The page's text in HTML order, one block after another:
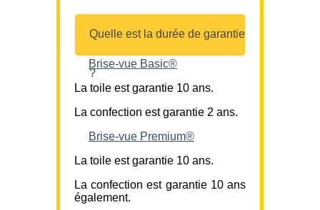
Quelle est la durée de garantie
?
Brise-vue Basic®
La toile est garantie 10 ans.
La confection est garantie 2 ans.
Brise-vue Premium®
La toile est garantie 10 ans.
La confection est garantie 10 ans
également.